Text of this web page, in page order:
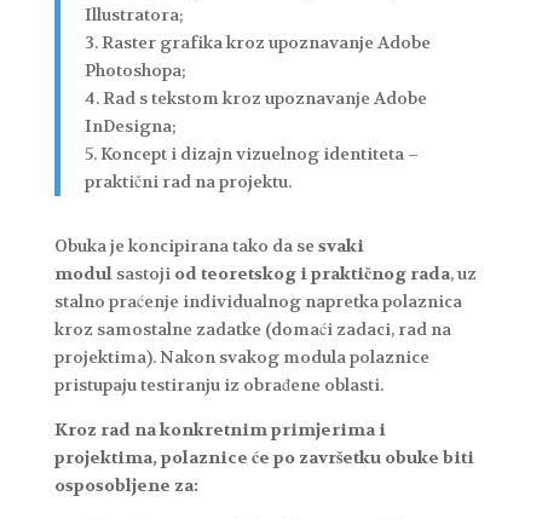
Illustratora;
3. Raster grafika kroz upoznavanje Adobe
Photoshopa;
4. Rad s tekstom kroz upoznavanje Adobe
InDesigna;
5. Koncept i dizajn vizuelnog identiteta –
praktični rad na projektu.
Obuka je koncipirana tako da se svaki
modul sastoji od teoretskog i praktičnog rada, uz
stalno praćenje individualnog napretka polaznica
kroz samostalne zadatke (domaći zadaci, rad na
projektima). Nakon svakog modula polaznice
pristupaju testiranju iz obrađene oblasti.
Kroz rad na konkretnim primjerima i
projektima, polaznice će po završetku obuke biti
osposobljene za: